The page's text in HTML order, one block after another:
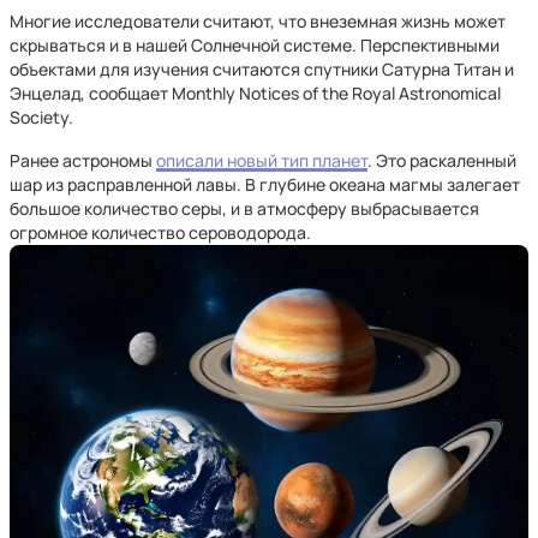
Многие исследователи считают, что внеземная жизнь может
скрываться и в нашей Солнечной системе. Перспективными
объектами для изучения считаются спутники Сатурна Титан и
Энцелад, сообщает Monthly Notices of the Royal Astronomical
Society.
Ранее астрономы описали новый тип планет. Это раскаленный
шар из расправленной лавы. В глубине океана магмы залегает
большое количество серы, и в атмосферу выбрасывается
огромное количество сероводорода.